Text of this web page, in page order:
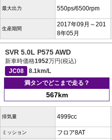
最大出力 550ps/6500rpm
生産期間
2017年09月～201
8年05月
SVR 5.0L P575 AWD
新車時価格1952万円(税込)
JC08
8.1km/L
満タンでどこまで走る？
567km
排気量 4999cc
ミッション フロア8AT